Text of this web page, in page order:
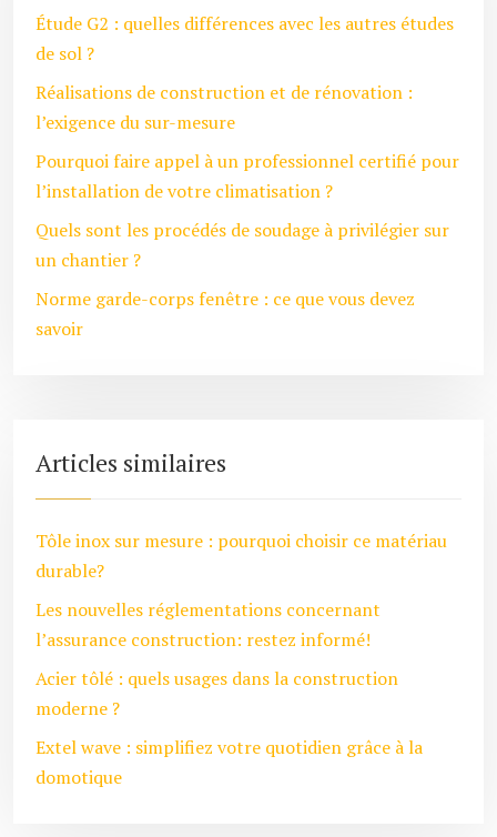
Étude G2 : quelles différences avec les autres études
de sol ?
Réalisations de construction et de rénovation :
l’exigence du sur-mesure
Pourquoi faire appel à un professionnel certifié pour
l’installation de votre climatisation ?
Quels sont les procédés de soudage à privilégier sur
un chantier ?
Norme garde-corps fenêtre : ce que vous devez
savoir
Articles similaires
Tôle inox sur mesure : pourquoi choisir ce matériau
durable?
Les nouvelles réglementations concernant
l’assurance construction: restez informé!
Acier tôlé : quels usages dans la construction
moderne ?
Extel wave : simplifiez votre quotidien grâce à la
domotique